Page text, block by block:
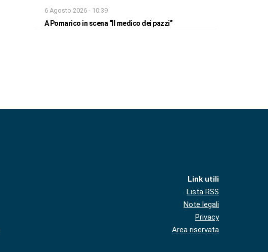
6 Agosto 2026 - 10:39
A Pomarico in scena “Il medico dei pazzi”
Link utili
Lista RSS
Note legali
Privacy
Area riservata